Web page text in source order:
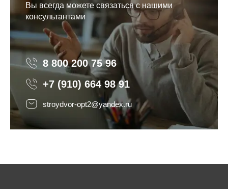
Вы всегда можете связаться с нашими
консультантами
8 800 200 75 96 8 800 200 75 96
+7 (910) 664 98 91
stroydvor-opt2@yandex.ru